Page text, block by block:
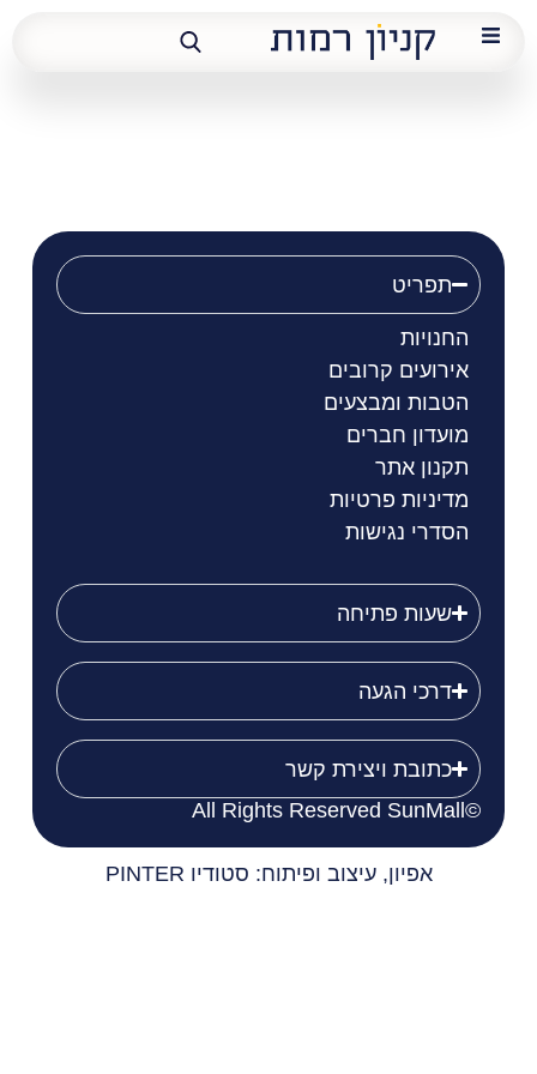
תפריט
החנויות
אירועים קרובים
הטבות ומבצעים
מועדון חברים
תקנון אתר
מדיניות פרטיות
הסדרי נגישות
שעות פתיחה
דרכי הגעה
כתובת ויצירת קשר
©All Rights Reserved SunMall
אפיון, עיצוב ופיתוח: סטודיו PINTER